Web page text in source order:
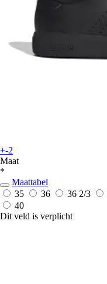
+-2
Maat
*
Maattabel
35
36 36 2/3
40
Dit veld is verplicht